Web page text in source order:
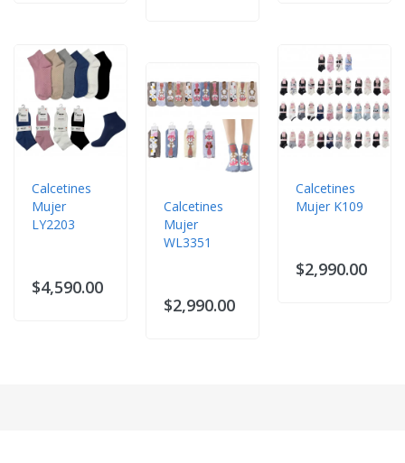
Calcetines
Mujer
LY2203
$4,590.00
Calcetines
Mujer
WL3351
$2,990.00
Calcetines
Mujer K109
$2,990.00